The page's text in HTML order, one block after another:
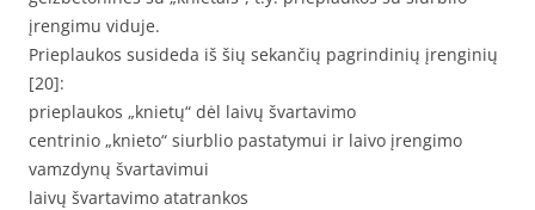
įrengimu viduje.
Prieplaukos susideda iš šių sekančių pagrindinių įrenginių
[20]:
prieplaukos „knietų“ dėl laivų švartavimo
centrinio „knieto“ siurblio pastatymui ir laivo įrengimo
vamzdynų švartavimui
laivų švartavimo atatrankos